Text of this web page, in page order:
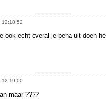
12:18:52
ook echt overal je beha uit doen he
12:19:00
maar ????